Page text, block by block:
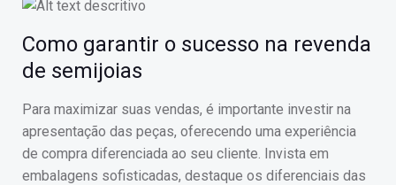
Como garantir o sucesso na revenda
de semijoias
Para maximizar suas vendas, é importante investir na
apresentação das peças, oferecendo uma experiência
de compra diferenciada ao seu cliente. Invista em
embalagens sofisticadas, destaque os diferenciais das